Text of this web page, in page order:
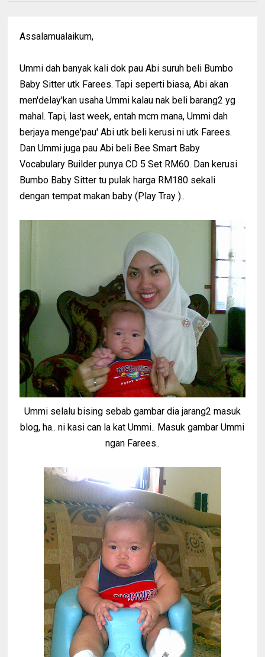
Assalamualaikum,
Ummi dah banyak kali dok pau Abi suruh beli Bumbo
Baby Sitter utk Farees. Tapi seperti biasa, Abi akan
men'delay'kan usaha Ummi kalau nak beli barang2 yg
mahal. Tapi, last week, entah mcm mana, Ummi dah
berjaya menge'pau' Abi utk beli kerusi ni utk Farees.
Dan Ummi juga pau Abi beli Bee Smart Baby
Vocabulary Builder punya CD 5 Set RM60. Dan kerusi
Bumbo Baby Sitter tu pulak harga RM180 sekali
dengan tempat makan baby (Play Tray )..
Ummi selalu bising sebab gambar dia jarang2 masuk
blog, ha.. ni kasi can la kat Ummi.. Masuk gambar Ummi
ngan Farees..